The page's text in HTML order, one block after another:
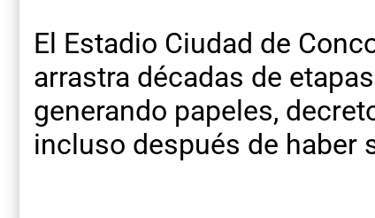
El Estadio Ciudad de
arrastra décadas de
generando papeles,
incluso después de haber